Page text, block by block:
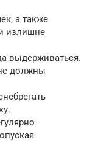
а также
излишне
выдерживаться.
должны